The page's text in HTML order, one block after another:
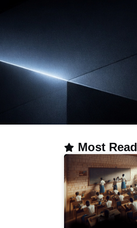
Most Read